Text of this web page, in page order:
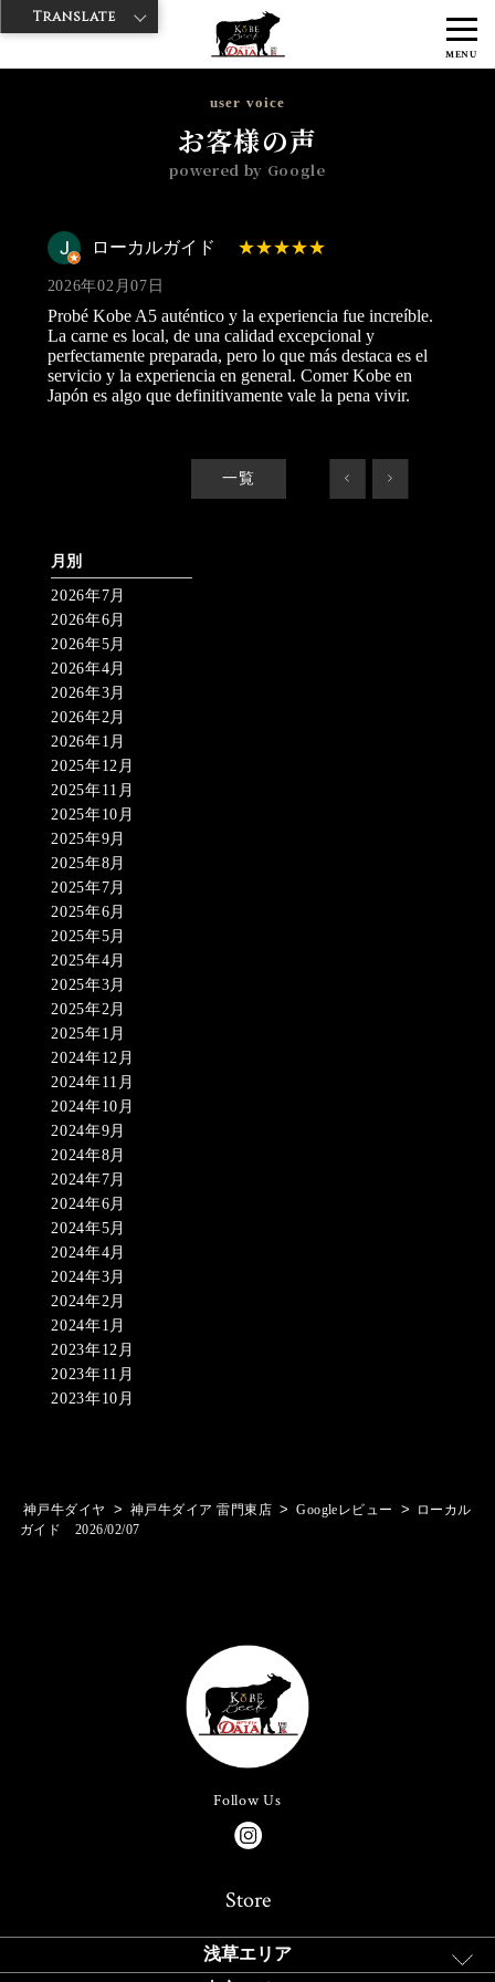
MENU
神戸牛ダイヤ > 神戸牛ダイア 雷門東店
ローカル
user voice
お客様の声
powered by Google
ローカルガイド
2026年02月07日
Probé Kobe A5 auténtico y la experiencia fue increíble.
La carne es local, de una calidad excepcional y
perfectamente preparada, pero lo que más destaca es el
servicio y la experiencia en general. Comer Kobe en
Japón es algo que definitivamente vale la pena vivir.
一覧 < >
月別
2026年7月
2026年6月
2026年5月
2026年4月
2026年3月
2026年2月
2026年1月
2025年12月
2025年11月
2025年10月
2025年9月
2025年8月
2025年7月
2025年6月
2025年5月
2025年4月
2025年3月
2025年2月
2025年1月
2024年12月
2024年11月
2024年10月
2024年9月
2024年8月
2024年7月
2024年6月
2024年5月
2024年4月
2024年3月
2024年2月
2024年1月
2023年12月
2023年11月
2023年10月
神戸牛ダイヤ > 神戸牛ダイア 雷門東店 > Googleレビュー >
ローカル
ガイド 2026/02/07
Follow Us
Store
浅草エリア
Translate